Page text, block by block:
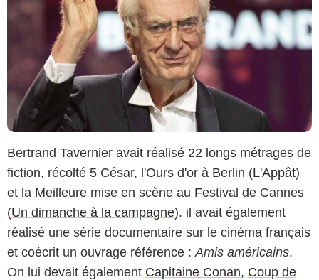
Bertrand Tavernier avait réalisé 22 longs métrages de
fiction, récolté 5 César, l'Ours d'or à Berlin (L'Appât)
et la Meilleure mise en scène au Festival de Cannes
(Un dimanche à la campagne). il avait également
réalisé une série documentaire sur le cinéma français
et coécrit un ouvrage référence :Amis américains.
On lui devait également Capitaine Conan, Coup de